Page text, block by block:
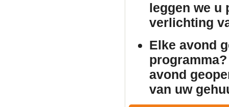
leggen we u
verlichting
Elke avond
avond
van uw